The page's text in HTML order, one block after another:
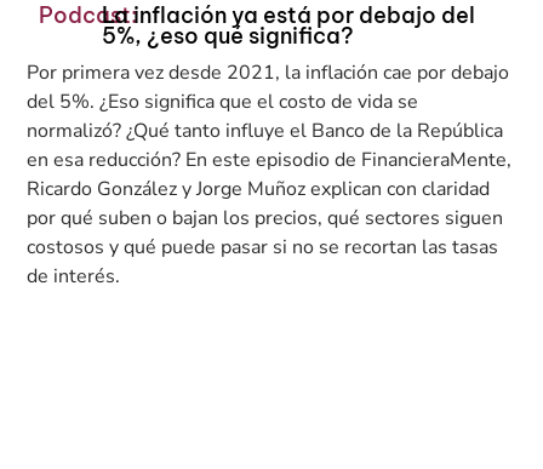
Podcast:La inflación ya está por debajo del
5%, ¿eso qué significa?
Por primera vez desde 2021, la inflación cae por debajo
del 5%. ¿Eso significa que el costo de vida se
normalizó? ¿Qué tanto influye el Banco de la República
en esa reducción? En este episodio de FinancieraMente,
Ricardo González y Jorge Muñoz explican con claridad
por qué suben o bajan los precios, qué sectores siguen
costosos y qué puede pasar si no se recortan las tasas
de interés.